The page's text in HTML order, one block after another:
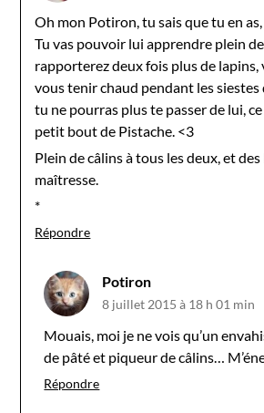
Oh mon Potiron, tu sais que tu en as,
Tu vas pouvoir lui apprendre plein
rapporterez deux fois plus de lapins,
vous tenir chaud pendant les siestes
tu ne pourras plus te passer de lui,
petit bout de Pistache. <3
Plein de câlins à tous les deux, et
maîtresse.
*
Répondre
Potiron
8 juillet 2015 à 18 h 01 min
Mouais, moi je ne vois qu’un
de pâté et piqueur de câlins…
Répondre